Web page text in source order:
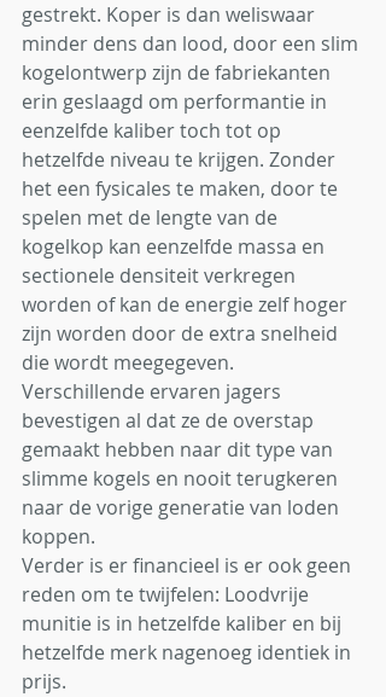
gestrekt. Koper is dan weliswaar
minder dens dan lood, door een slim
kogelontwerp zijn de fabriekanten
erin geslaagd om performantie in
eenzelfde kaliber toch tot op
hetzelfde niveau te krijgen. Zonder
het een fysicales te maken, door te
spelen met de lengte van de
kogelkop kan eenzelfde massa en
sectionele densiteit verkregen
worden of kan de energie zelf hoger
zijn worden door de extra snelheid
die wordt meegegeven.
Verschillende ervaren jagers
bevestigen al dat ze de overstap
gemaakt hebben naar dit type van
slimme kogels en nooit terugkeren
naar de vorige generatie van loden
koppen.
Verder is er financieel is er ook geen
reden om te twijfelen: Loodvrije
munitie is in hetzelfde kaliber en bij
hetzelfde merk nagenoeg identiek in
prijs.